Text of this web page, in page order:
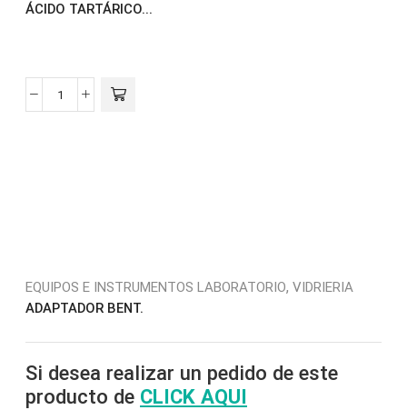
ÁCIDO TARTÁRICO...
EQUIPOS E INSTRUMENTOS LABORATORIO, VIDRIERIA
ADAPTADOR BENT.
Si desea realizar un pedido de este
producto de CLICK AQUI